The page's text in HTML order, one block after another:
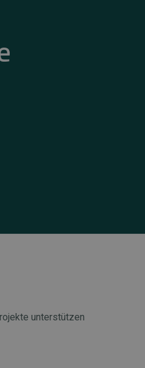
unterstützen